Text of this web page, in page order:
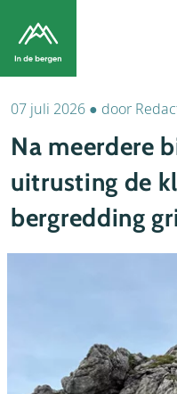
Bestemmingen
Accommodaties
Thema's
07 juli 2026 ● door
Na meerdere
uitrusting de
bergredding